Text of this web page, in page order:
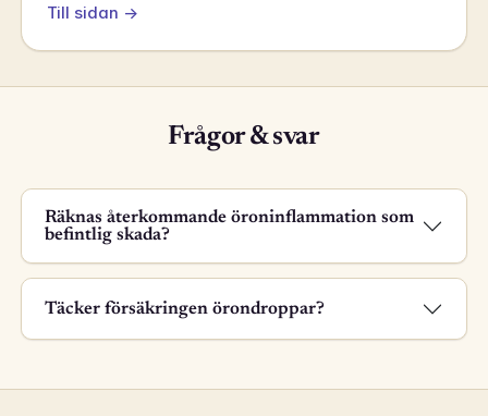
Till sidan →
Frågor & svar
Räknas återkommande öroninflammation som
befintlig skada?
Täcker försäkringen örondroppar?